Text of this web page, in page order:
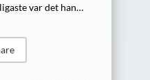
var det han…